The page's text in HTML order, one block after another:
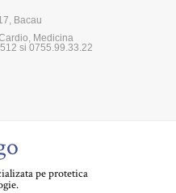
Bacau
Medicina
si 0755.99.33.22
pe protetica